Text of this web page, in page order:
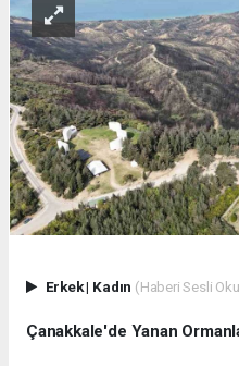
Erkek| Kadın (Haberi Sesli
Çanakkale'de Yanan